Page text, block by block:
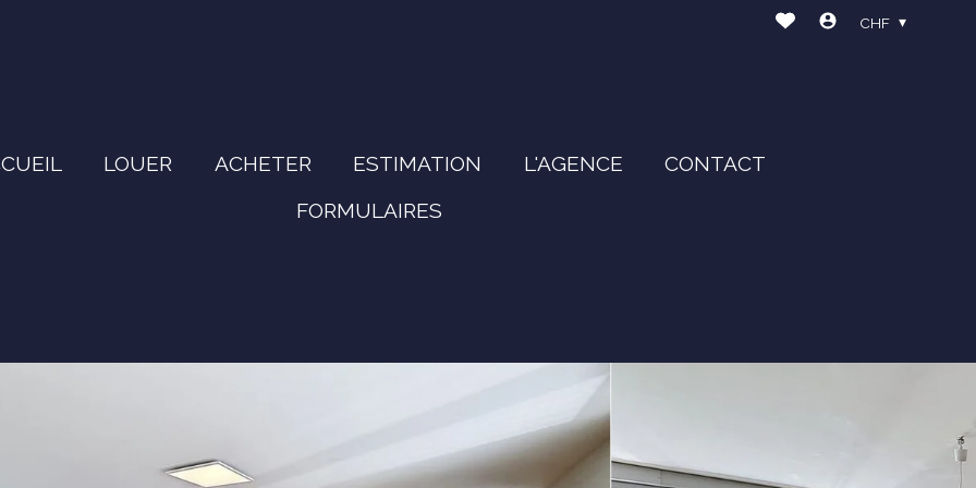
LOUER ACHETER ESTIMATION L'AGENCE
CONTACT
FORMULAIRES
CHF